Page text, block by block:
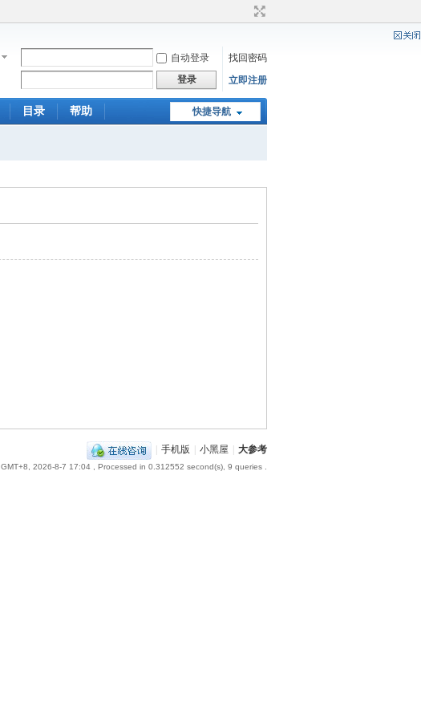
自动登录
找回密码
登录 立即注册
快捷导航
目录 帮助
手机版 小黑屋 大参考
GMT+8, 2026-8-7 17:04 , Processed in 0.312552 second(s), 9 queries .